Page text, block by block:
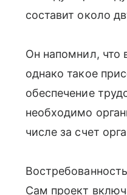
составит около
Он напомнил, что
однако такое
обеспечение
необходимо
числе за счет
Сам проект